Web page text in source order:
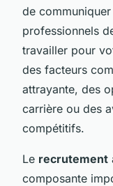
de
professionnels
travailler pour
des facteurs
attrayante, des
carrière ou des
compétitifs.
Le recrutement
composante